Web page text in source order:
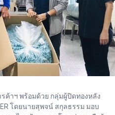
ค้าฯ พร้อมด้วย กลุ่มผู้ปิดทองหลัง
โดยนายสุพจน์ สกุลธรรม มอบ